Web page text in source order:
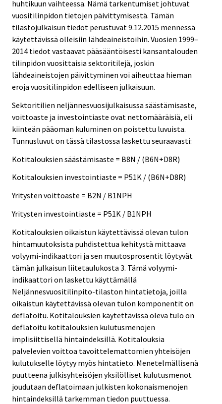
huhtikuun vaihteessa. Nämä tarkentumiset johtuvat
vuositilinpidon tietojen päivittymisestä. Tämän
tilastojulkaisun tiedot perustuvat 9.12.2015 mennessä
käytettävissä olleisiin lähdeaineistoihin. Vuosien 1999–
2014 tiedot vastaavat pääsääntöisesti kansantalouden
tilinpidon vuosittaisia sektoritilejä, joskin
lähdeaineistojen päivittyminen voi aiheuttaa hieman
eroja vuositilinpidon edelliseen julkaisuun.
Sektoritilien neljännesvuosijulkaisussa säästämisaste,
voittoaste ja investointiaste ovat nettomääräisiä, eli
kiinteän pääoman kuluminen on poistettu luvuista.
Tunnusluvut on tässä tilastossa laskettu seuraavasti:
Kotitalouksien säästämisaste = B8N / (B6N+D8R)
Kotitalouksien investointiaste = P51K / (B6N+D8R)
Yritysten voittoaste = B2N / B1NPH
Yritysten investointiaste = P51K / B1NPH
Kotitalouksien oikaistun käytettävissä olevan tulon
hintamuutoksista puhdistettua kehitystä mittaava
volyymi-indikaattori ja sen muutosprosentit löytyvät
tämän julkaisun liitetaulukosta 3. Tämä volyymi-
indikaattori on laskettu käyttämällä
Neljännesvuositilinpito-tilaston hintatietoja, joilla
oikaistun käytettävissä olevan tulon komponentit on
deflatoitu. Kotitalouksien käytettävissä oleva tulo on
deflatoitu kotitalouksien kulutusmenojen
implisiittisellä hintaindeksillä. Kotitalouksia
palvelevien voittoa tavoittelemattomien yhteisöjen
kulutukselle löytyy myös hintatieto. Menetelmällisenä
puutteena julkisyhteisöjen yksilölliset kulutusmenot
joudutaan deflatoimaan julkisten kokonaismenojen
hintaindeksillä tarkemman tiedon puuttuessa.